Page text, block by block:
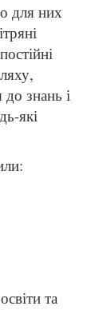
для них
знань і
які
та